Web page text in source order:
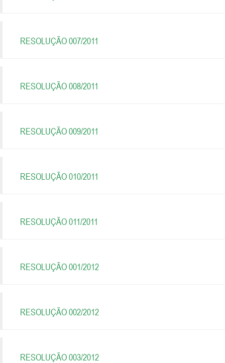
RESOLUÇÃO 007/2011
RESOLUÇÃO 008/2011
RESOLUÇÃO 009/2011
RESOLUÇÃO 010/2011
RESOLUÇÃO 011/2011
RESOLUÇÃO 001/2012
RESOLUÇÃO 002/2012
RESOLUÇÃO 003/2012